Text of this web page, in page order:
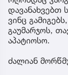
დავანახვებთ
ვინც
გაუმარჯოს,
აპატიოსო.
ძალიან